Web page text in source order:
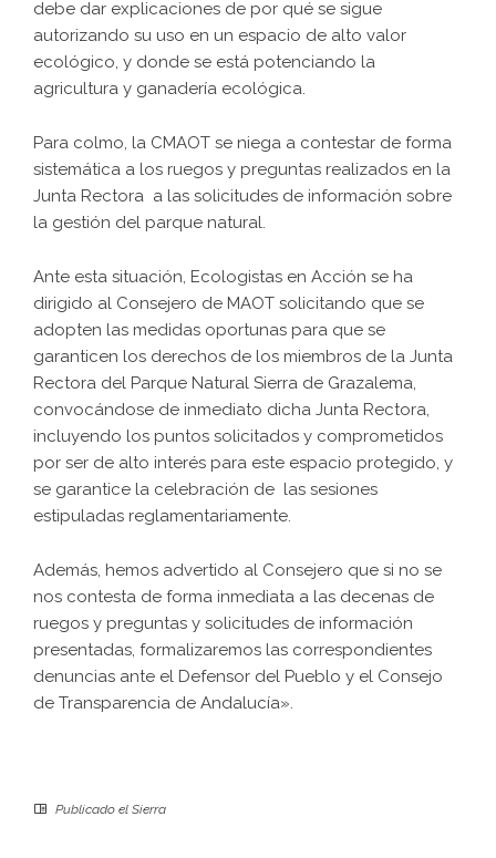
debe dar explicaciones de por qué se sigue
autorizando su uso en un espacio de alto valor
ecológico, y donde se está potenciando la
agricultura y ganadería ecológica.
Para colmo, la CMAOT se niega a contestar de forma
sistemática a los ruegos y preguntas realizados en la
Junta Rectora a las solicitudes de información sobre
la gestión del parque natural.
Ante esta situación, Ecologistas en Acción se ha
dirigido al Consejero de MAOT solicitando que se
adopten las medidas oportunas para que se
garanticen los derechos de los miembros de la Junta
Rectora del Parque Natural Sierra de Grazalema,
convocándose de inmediato dicha Junta Rectora,
incluyendo los puntos solicitados y comprometidos
por ser de alto interés para este espacio protegido, y
se garantice la celebración de las sesiones
estipuladas reglamentariamente.
Además, hemos advertido al Consejero que si no se
nos contesta de forma inmediata a las decenas de
ruegos y preguntas y solicitudes de información
presentadas, formalizaremos las correspondientes
denuncias ante el Defensor del Pueblo y el Consejo
de Transparencia de Andalucía».
Publicado el Sierra